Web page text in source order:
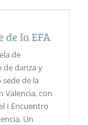
la EFA
de
de danza y
de la
Valencia, con
I Encuentro
Un